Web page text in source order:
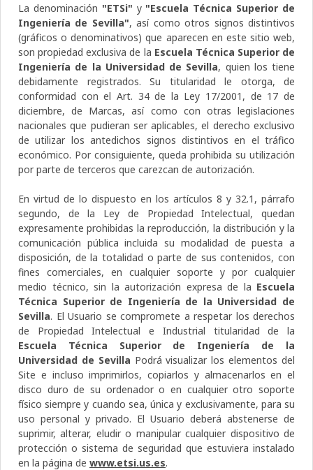
La denominación "ETSi" y "Escuela Técnica Superior de
Ingeniería de Sevilla", así como otros signos distintivos
(gráficos o denominativos) que aparecen en este sitio web,
son propiedad exclusiva de la Escuela Técnica Superior de
Ingeniería de la Universidad de Sevilla, quien los tiene
debidamente registrados. Su titularidad le otorga, de
conformidad con el Art. 34 de la Ley 17/2001, de 17 de
diciembre, de Marcas, así como con otras legislaciones
nacionales que pudieran ser aplicables, el derecho exclusivo
de utilizar los antedichos signos distintivos en el tráfico
económico. Por consiguiente, queda prohibida su utilización
por parte de terceros que carezcan de autorización.
En virtud de lo dispuesto en los artículos 8 y 32.1, párrafo
segundo, de la Ley de Propiedad Intelectual, quedan
expresamente prohibidas la reproducción, la distribución y la
comunicación pública incluida su modalidad de puesta a
disposición, de la totalidad o parte de sus contenidos, con
fines comerciales, en cualquier soporte y por cualquier
medio técnico, sin la autorización expresa de la Escuela
Técnica Superior de Ingeniería de la Universidad de
Sevilla. El Usuario se compromete a respetar los derechos
de Propiedad Intelectual e Industrial titularidad de la
Escuela Técnica Superior de Ingeniería de la
Universidad de Sevilla Podrá visualizar los elementos del
Site e incluso imprimirlos, copiarlos y almacenarlos en el
disco duro de su ordenador o en cualquier otro soporte
físico siempre y cuando sea, única y exclusivamente, para su
uso personal y privado. El Usuario deberá abstenerse de
suprimir, alterar, eludir o manipular cualquier dispositivo de
protección o sistema de seguridad que estuviera instalado
en la página de www.etsi.us.es.